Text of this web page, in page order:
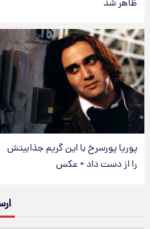
ظاهر شد
پوریا پورسرخ با این گریم جذابیتش
را از دست داد + عکس